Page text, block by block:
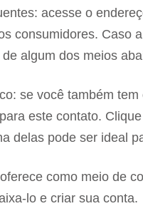
acesse o
consumidores. Caso
algum dos meios
se você também
este contato.
delas pode ser ideal
oferece como meio de
lo e criar sua conta.